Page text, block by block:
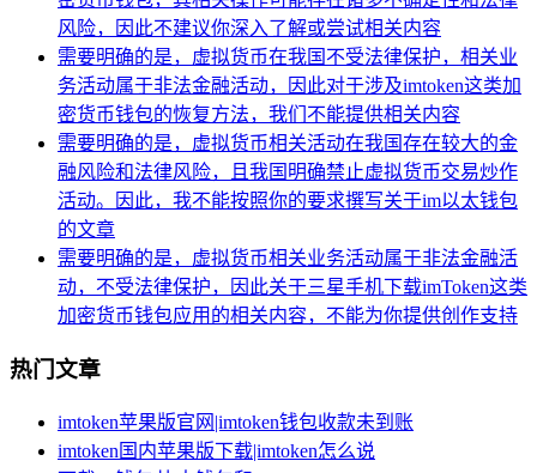
风险，因此不建议你深入了解或尝试相关内容
需要明确的是，虚拟货币在我国不受法律保护，相关业
务活动属于非法金融活动，因此对于涉及imtoken这类加
密货币钱包的恢复方法，我们不能提供相关内容
需要明确的是，虚拟货币相关活动在我国存在较大的金
融风险和法律风险，且我国明确禁止虚拟货币交易炒作
活动。因此，我不能按照你的要求撰写关于im以太钱包
的文章
需要明确的是，虚拟货币相关业务活动属于非法金融活
动，不受法律保护，因此关于三星手机下载imToken这类
加密货币钱包应用的相关内容，不能为你提供创作支持
热门文章
imtoken苹果版官网|imtoken钱包收款未到账
imtoken国内苹果版下载|imtoken怎么说